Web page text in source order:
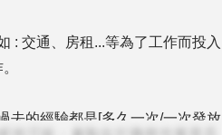
: 交通、房租...等為了工作而投入
去的經驗都是[多久一次/一次發放